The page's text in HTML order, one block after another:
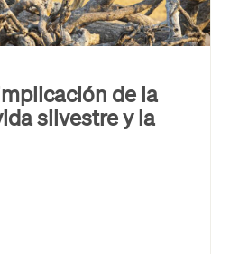
de la
silvestre y la